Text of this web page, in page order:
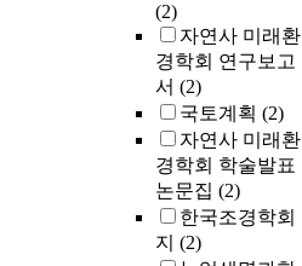
(2)
자연사 미래환
경학회 연구보고
서 (2)
국토계획 (2)
자연사 미래환
경학회 학술발표
논문집 (2)
한국조경학회
지 (2)